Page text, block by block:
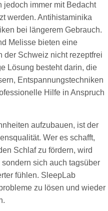
jedoch immer mit Bedacht
werden. Antihistaminika
bei längerem Gebrauch.
Melisse bieten eine
der Schweiz nicht rezeptfrei
Lösung besteht darin, die
Entspannungstechniken
Hilfe in Anspruch
aufzubauen, ist der
Wer es schafft,
Schlaf zu fördern, wird
sich auch tagsüber
fühlen. SleepLab
zu lösen und wieder